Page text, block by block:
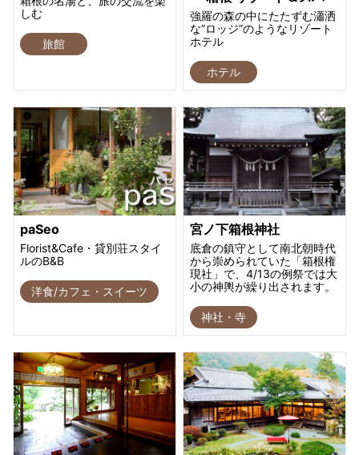
しむ
旅館
強羅の森の中にたたずむ瀟洒
な”ロッジ”のようなリゾート
ホテル
ホテル
paSeo
Florist&Cafe・貸別荘スタイ
ルのB&B
洋食/カフェ・スイーツ
宮ノ下箱根神社
底倉の鎮守として南北朝時代
から崇められていた「箱根権
現社」で、4/13の例祭では大
小の神輿が繰り出されます。
神社・寺